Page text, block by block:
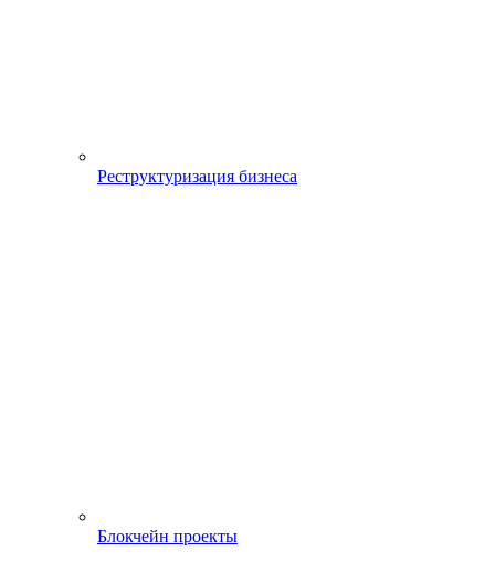
Реструктуризация бизнеса
Блокчейн проекты